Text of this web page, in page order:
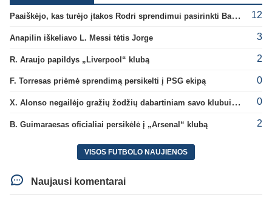
Paaiškėjo, kas turėjo įtakos Rodri sprendimui pasirinkti Barselonos pusę 12
Anapilin iškeliavo L. Messi tėtis Jorge 3
R. Araujo papildys „Liverpool“ klubą 2
F. Torresas priėmė sprendimą persikelti į PSG ekipą 0
X. Alonso negailėjo gražių žodžių dabartiniam savo klubui „Chelsea“ 0
B. Guimaraesas oficialiai persikėlė į „Arsenal“ klubą 2
VISOS FUTBOLO NAUJIENOS
Naujausi komentarai